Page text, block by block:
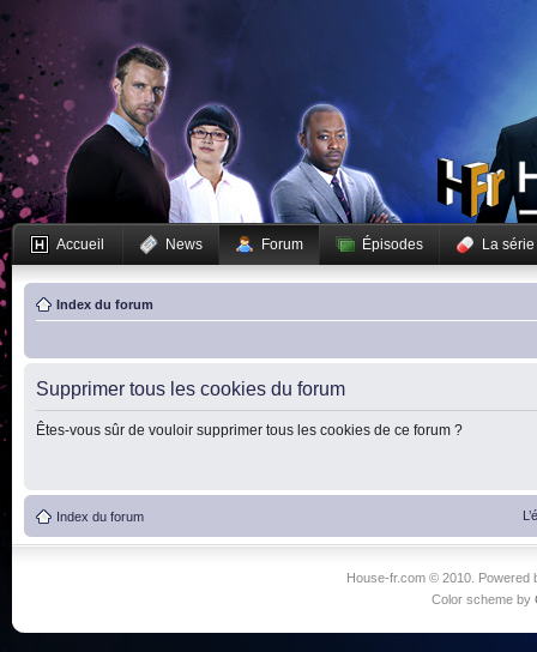
Accueil News Forum Épisodes La série
Index du forum
Supprimer tous les cookies du forum
Êtes-vous sûr de vouloir supprimer tous les cookies de ce forum ?
Index du forum
House-fr.com © 2010. Powered
Color scheme by